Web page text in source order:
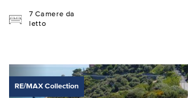
7 Camere da
letto
RE/MAX Collection